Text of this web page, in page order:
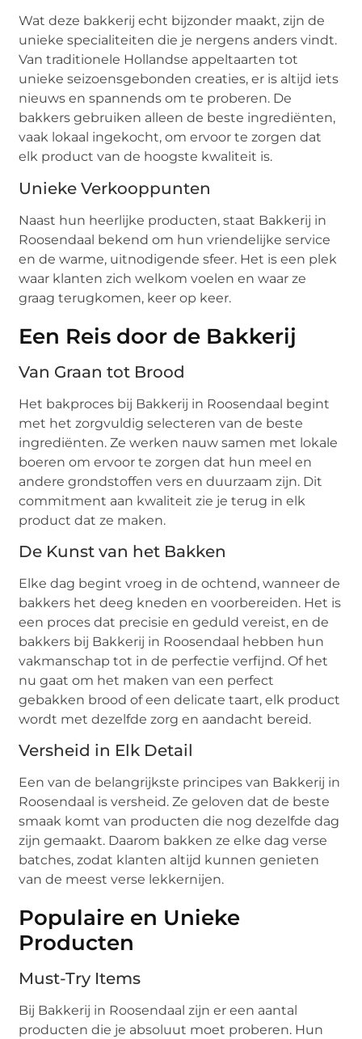
Wat deze bakkerij echt bijzonder maakt, zijn de
unieke specialiteiten die je nergens anders vindt.
Van traditionele Hollandse appeltaarten tot
unieke seizoensgebonden creaties, er is altijd iets
nieuws en spannends om te proberen. De
bakkers gebruiken alleen de beste ingrediënten,
vaak lokaal ingekocht, om ervoor te zorgen dat
elk product van de hoogste kwaliteit is.
Unieke Verkooppunten
Naast hun heerlijke producten, staat Bakkerij in
Roosendaal bekend om hun vriendelijke service
en de warme, uitnodigende sfeer. Het is een plek
waar klanten zich welkom voelen en waar ze
graag terugkomen, keer op keer.
Een Reis door de Bakkerij
Van Graan tot Brood
Het bakproces bij Bakkerij in Roosendaal begint
met het zorgvuldig selecteren van de beste
ingrediënten. Ze werken nauw samen met lokale
boeren om ervoor te zorgen dat hun meel en
andere grondstoffen vers en duurzaam zijn. Dit
commitment aan kwaliteit zie je terug in elk
product dat ze maken.
De Kunst van het Bakken
Elke dag begint vroeg in de ochtend, wanneer de
bakkers het deeg kneden en voorbereiden. Het is
een proces dat precisie en geduld vereist, en de
bakkers bij Bakkerij in Roosendaal hebben hun
vakmanschap tot in de perfectie verfijnd. Of het
nu gaat om het maken van een perfect
gebakken brood of een delicate taart, elk product
wordt met dezelfde zorg en aandacht bereid.
Versheid in Elk Detail
Een van de belangrijkste principes van Bakkerij in
Roosendaal is versheid. Ze geloven dat de beste
smaak komt van producten die nog dezelfde dag
zijn gemaakt. Daarom bakken ze elke dag verse
batches, zodat klanten altijd kunnen genieten
van de meest verse lekkernijen.
Populaire en Unieke
Producten
Must-Try Items
Bij Bakkerij in Roosendaal zijn er een aantal
producten die je absoluut moet proberen. Hun